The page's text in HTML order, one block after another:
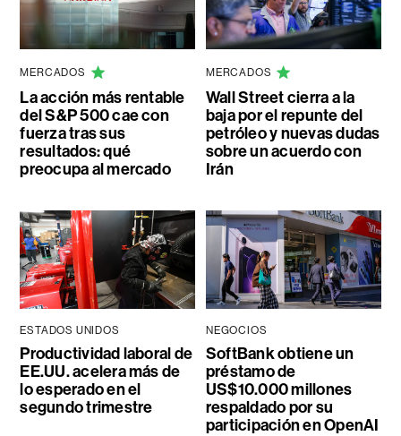
MERCADOS
La acción más rentable
del S&P 500 cae con
fuerza tras sus
resultados: qué
preocupa al mercado
MERCADOS
Wall Street cierra a la
baja por el repunte del
petróleo y nuevas dudas
sobre un acuerdo con
Irán
ESTADOS UNIDOS
Productividad laboral de
EE.UU. acelera más de
lo esperado en el
segundo trimestre
NEGOCIOS
SoftBank obtiene un
préstamo de
US$10.000 millones
respaldado por su
participación en OpenAI